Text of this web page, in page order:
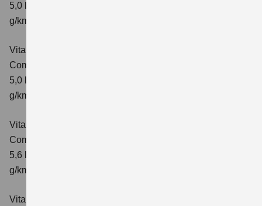
5,0 l/100km; kombinierter Wert der CO₂-Emission: 113
g/km; CO₂-Klasse: C
Vitara 1.5 DUALJET HYBRID AGS
Comfort+
5,0 l/100km; kombinierter Wert der CO₂-Emission: 114
g/km; CO₂-Klasse: C
Vitara 1.5 DUALJET HYBRID ALLGRIP AGS
Comfort
5,6 l/100km; kombinierter Wert der CO₂-Emission: 126
g/km; CO₂-Klasse: D
Vitara 1.5 DUALJET HYBRID ALLGRIP AGS